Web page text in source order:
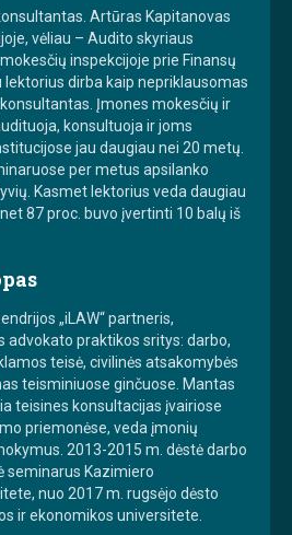
Artūras Kapitanovas
vėliau – Audito skyriaus
inspekcijoje prie Finansų
dirba kaip nepriklausomas
Įmones mokesčių ir
konsultuoja ir joms
jau daugiau nei 20 metų.
per metus apsilanko
Kasmet lektorius veda daugiau
87 proc. buvo įvertinti 10 balų iš
„iLAW“ partneris,
advokato praktikos sritys: darbo,
teisė, civilinės atsakomybės
teisminiuose ginčuose. Mantas
teisines konsultacijas įvairiose
priemonėse, veda įmonių
2013-2015 m. dėstė darbo
seminarus Kazimiero
nuo 2017 m. rugsėjo dėsto
ir ekonomikos universitete.